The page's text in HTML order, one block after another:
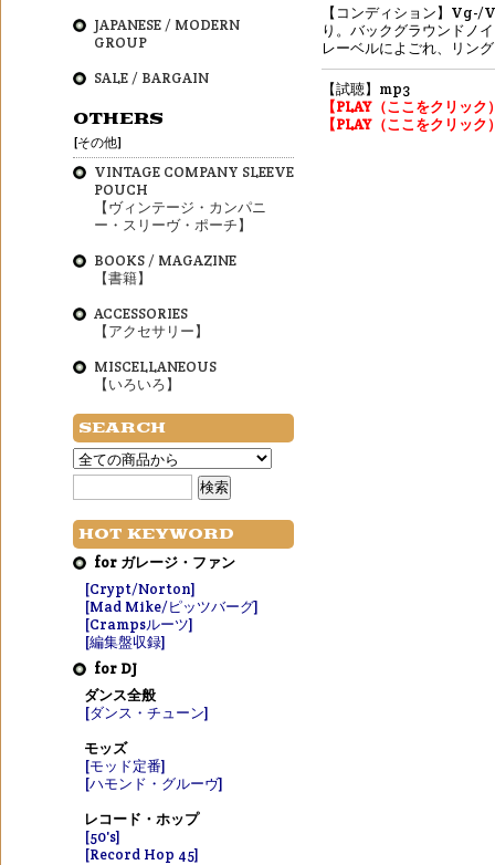
【コンディション】Vg-/
り。バックグラウンドノ
レーベルによごれ、リン
【試聴】mp3
【PLAY（ここをクリック
【PLAY（ここをクリック
JAPANESE / MODERN
GROUP
SALE / BARGAIN
OTHERS
[その他]
VINTAGE COMPANY SLEEVE
POUCH
【ヴィンテージ・カンパニ
ー・スリーヴ・ポーチ】
BOOKS / MAGAZINE
【書籍】
ACCESSORIES
【アクセサリー】
MISCELLANEOUS
【いろいろ】
SEARCH
HOT KEYWORD
for ガレージ・ファン
[Crypt/Norton]
[Mad Mike/ピッツバーグ]
[Crampsルーツ]
[編集盤収録]
for DJ
ダンス全般
[ダンス・チューン]
モッズ
[モッド定番]
[ハモンド・グルーヴ]
レコード・ホップ
[50's]
[Record Hop 45]